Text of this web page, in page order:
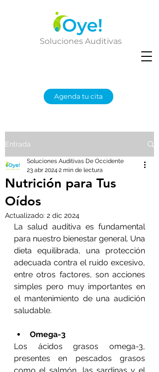
Soluciones Auditivas
Agenda tu cita
Entrada
Nutrición para Tus
Oídos
Soluciones Auditivas De Occidente
23 abr 2024 2 min de lectura
Actualizado: 2 dic 2024
La salud auditiva es fundamental
para nuestro bienestar general. Una
dieta equilibrada, una protección
adecuada contra el ruido excesivo,
entre otros factores, son acciones
simples pero muy importantes en
el mantenimiento de una audición
saludable.
Omega-3
Los ácidos grasos omega-3,
presentes en pescados grasos